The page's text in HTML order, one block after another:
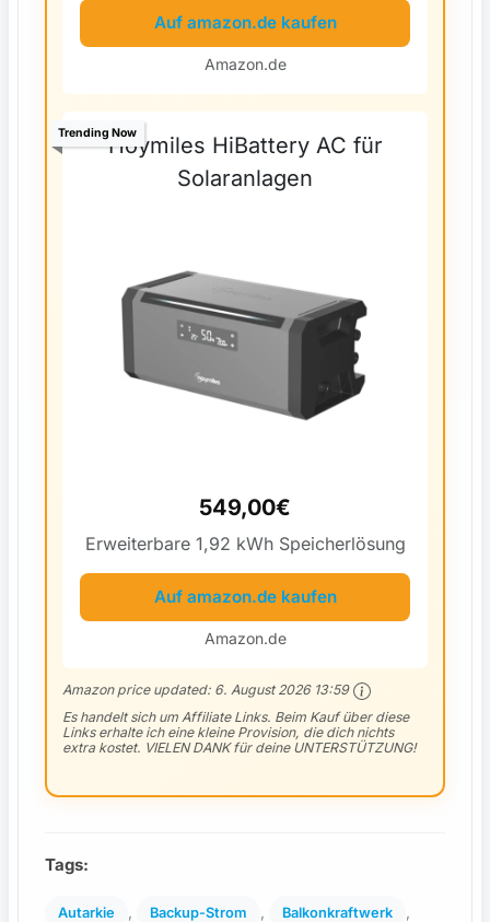
Auf amazon.de kaufen
Amazon.de
Hoymiles HiBattery AC für
Solaranlagen
Trending Now
549,00€
Erweiterbare 1,92 kWh Speicherlösung
Auf amazon.de kaufen
Amazon.de
Amazon price updated: 6. August 2026 13:59
Es handelt sich um Affiliate Links. Beim Kauf über diese
Links erhalte ich eine kleine Provision, die dich nichts
extra kostet. VIELEN DANK für deine UNTERSTÜTZUNG!
Tags:
Autarkie Backup-Strom Balkonkraftwerk